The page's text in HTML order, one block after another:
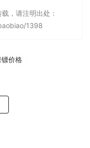
，请注明出处：
1398
价格